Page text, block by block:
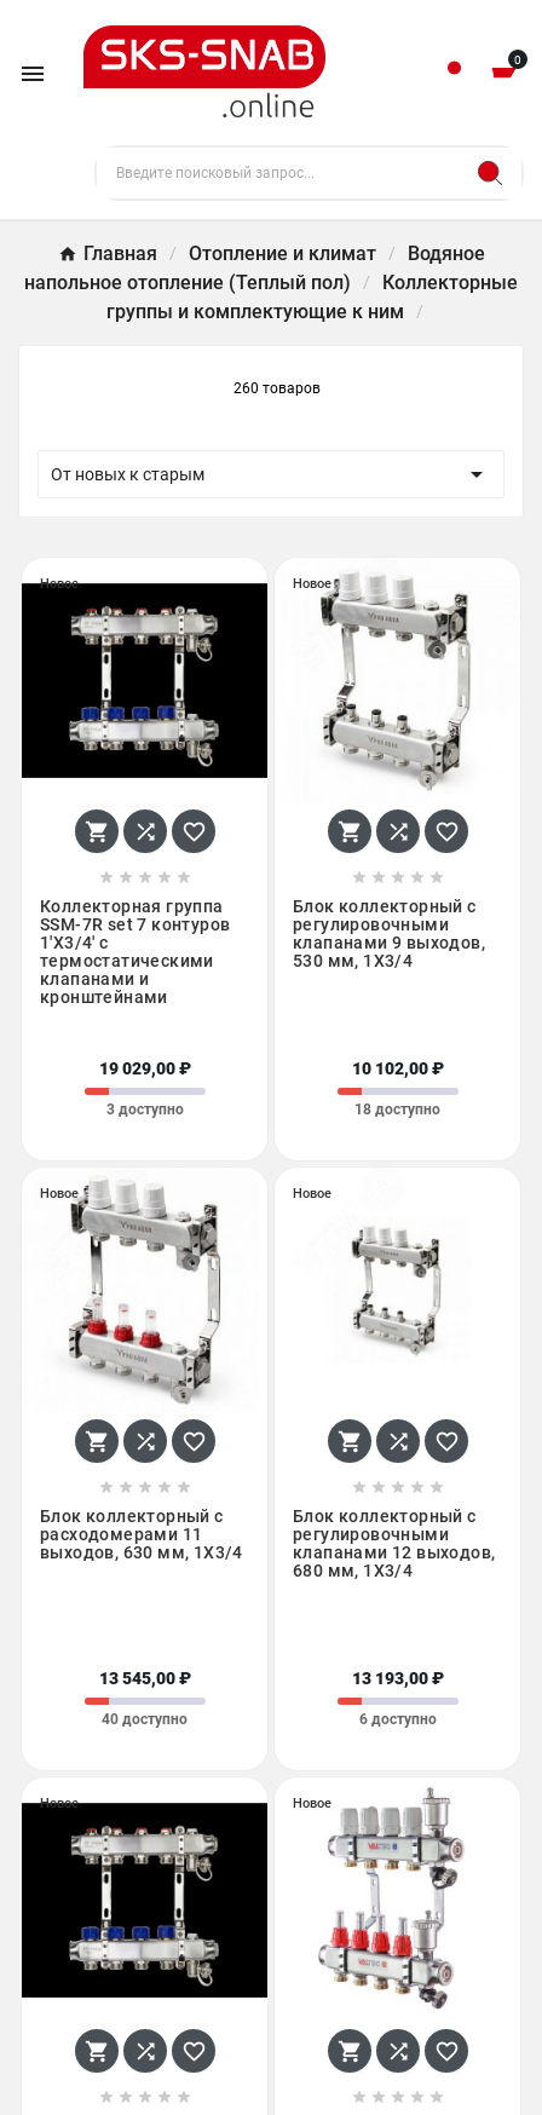
 0
Главная Отопление и климат
Водяное
напольное отопление (Теплый пол)
Коллекторные
группы и комплектующие к ним
260 товаров
От новых к старым 
Новое
  
    
Коллекторная группа
SSM-7R set 7 контуров
1'X3/4' с
термостатическими
клапанами и
кронштейнами
19 029,00 ₽
3 доступно
Новое
  
    
Блок коллекторный с
регулировочными
клапанами 9 выходов,
530 мм, 1X3/4
10 102,00 ₽
18 доступно
Новое
  
    
Блок коллекторный с
расходомерами 11
выходов, 630 мм, 1X3/4
13 545,00 ₽
40 доступно
Новое
  
    
Блок коллекторный с
регулировочными
клапанами 12 выходов,
680 мм, 1X3/4
13 193,00 ₽
6 доступно
Новое
  
    
Новое
  
    